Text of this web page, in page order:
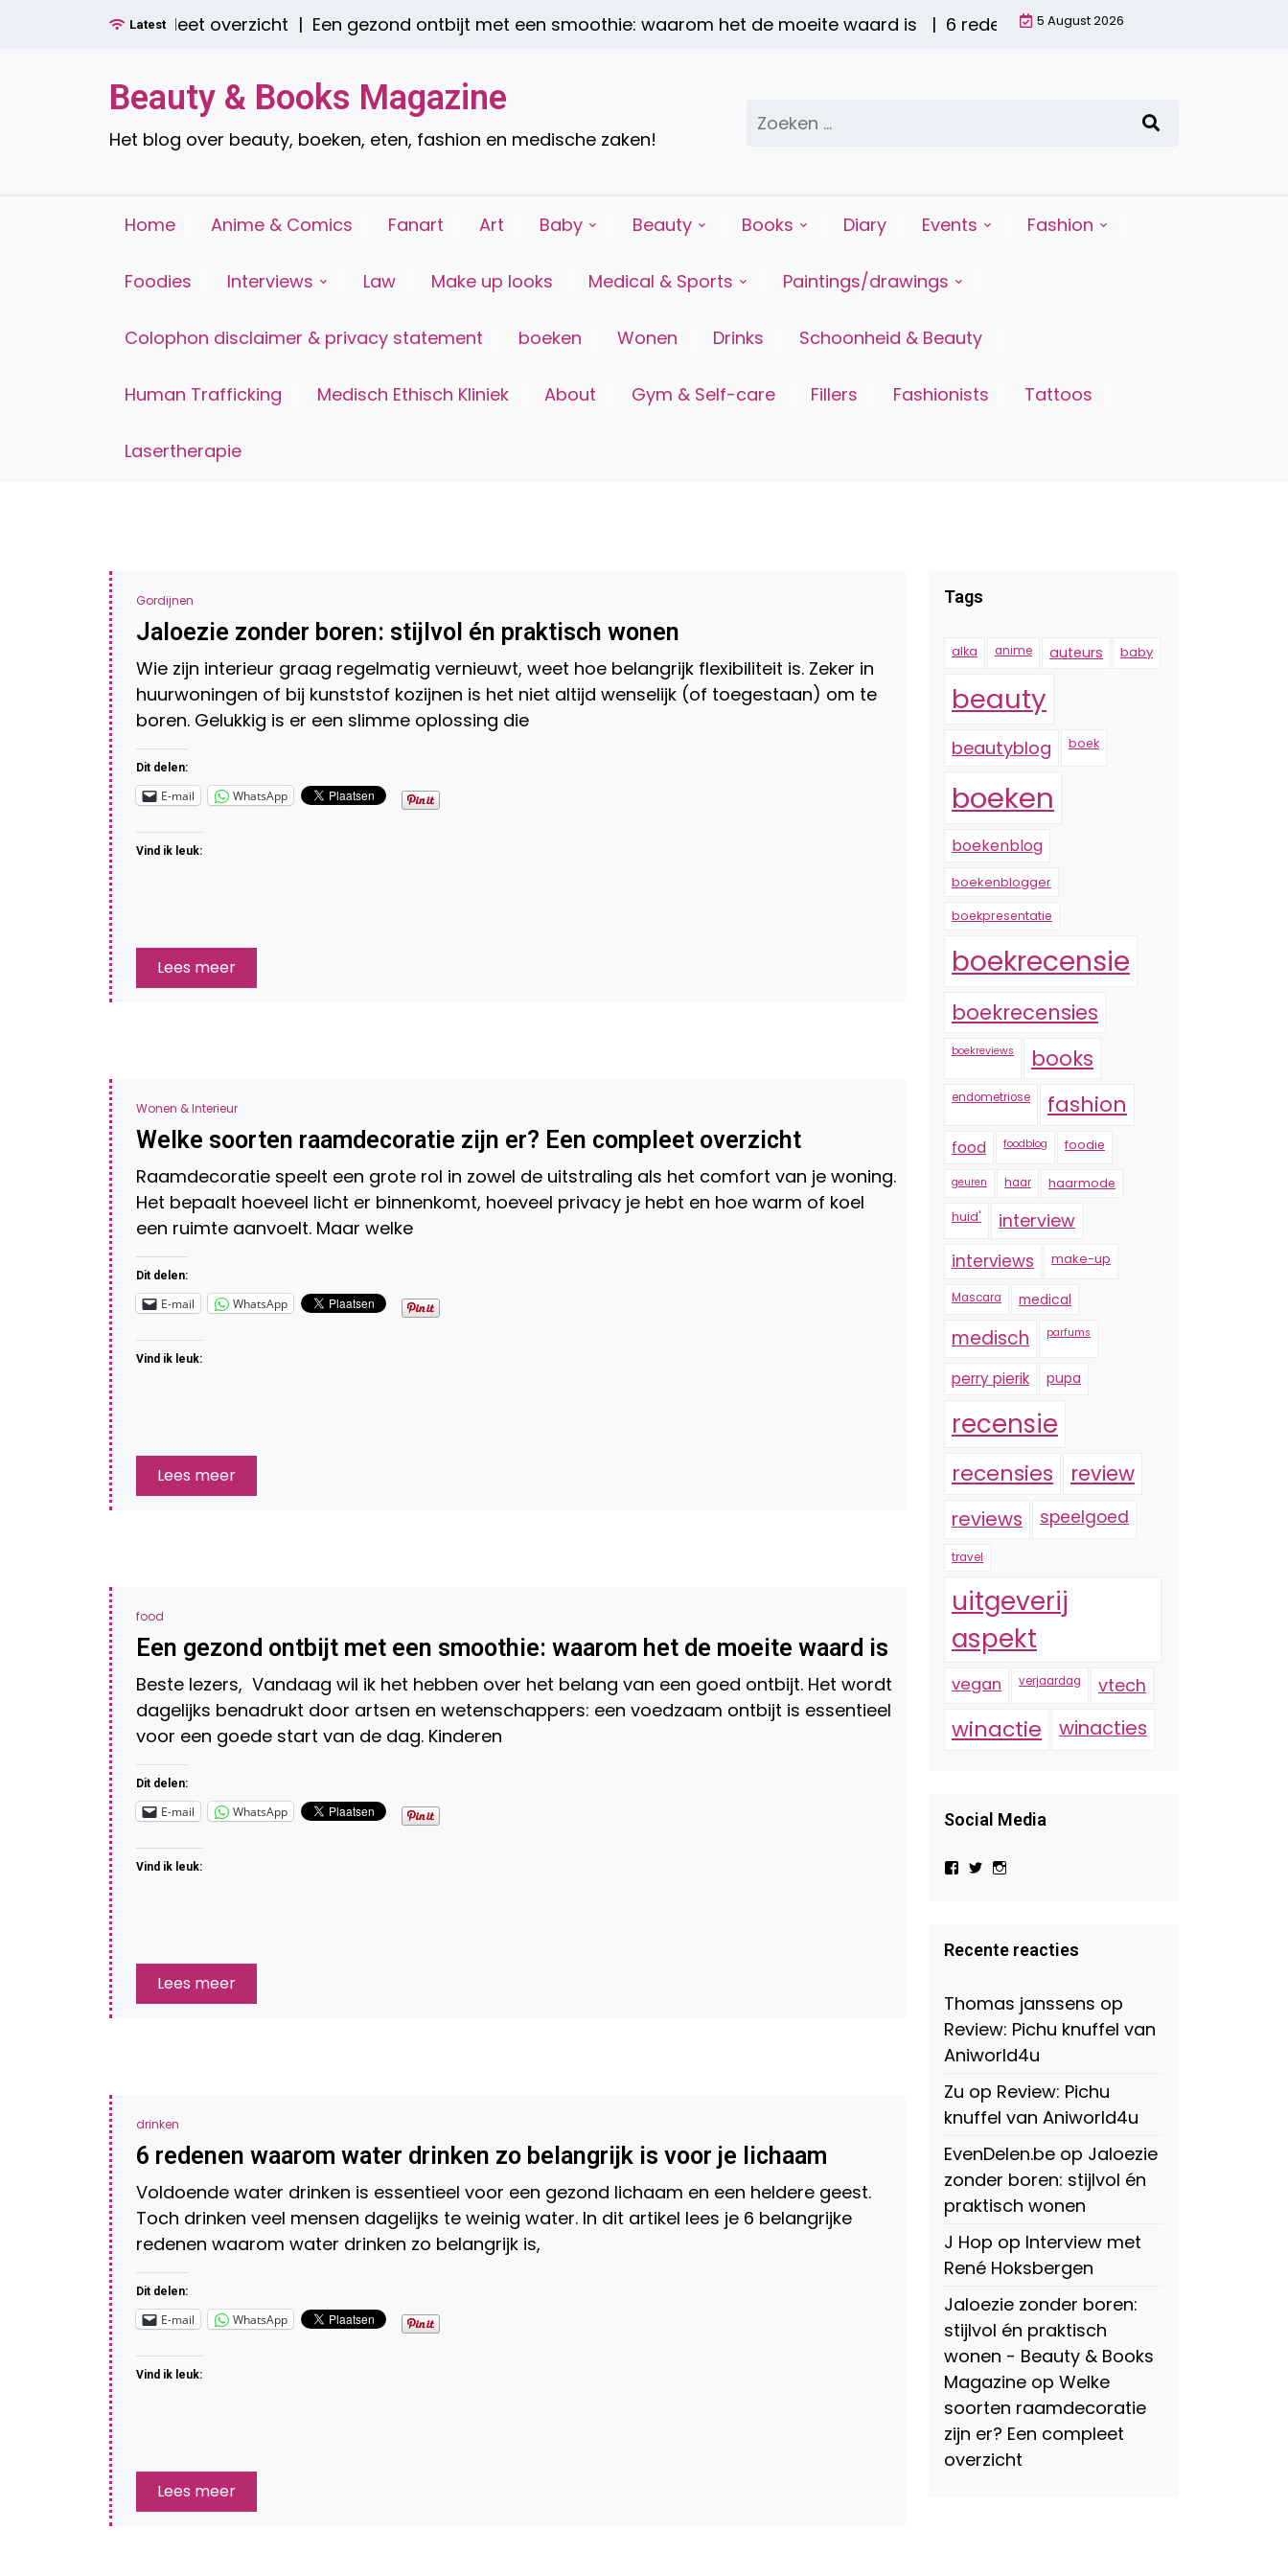
Latest
er? Een compleet overzicht |Een gezond ontbijt met een smoothie: waarom het de moeite waard is | 6 redenen waarom water drinken zo
5 August 2026
Beauty & Books Magazine
Het blog over beauty, boeken, eten, fashion en medische zaken!
Zoeken
naar:
Home Anime & Comics Fanart Art Baby Beauty Books Diary Events Fashion
Foodies Interviews Law Make up looks Medical & Sports Paintings/drawings
Colophon disclaimer & privacy statement boeken Wonen Drinks Schoonheid & Beauty
Human Trafficking Medisch Ethisch Kliniek About Gym & Self-care Fillers Fashionists Tattoos
Lasertherapie
Gordijnen
Jaloezie zonder boren: stijlvol én praktisch wonen
Wie zijn interieur graag regelmatig vernieuwt, weet hoe belangrijk flexibiliteit is. Zeker in
huurwoningen of bij kunststof kozijnen is het niet altijd wenselijk (of toegestaan) om te
boren. Gelukkig is er een slimme oplossing die
Dit delen:
E-mail WhatsApp
Vind ik leuk:
Lees meer
Wonen & Interieur
Welke soorten raamdecoratie zijn er? Een compleet overzicht
Raamdecoratie speelt een grote rol in zowel de uitstraling als het comfort van je woning.
Het bepaalt hoeveel licht er binnenkomt, hoeveel privacy je hebt en hoe warm of koel
een ruimte aanvoelt. Maar welke
Dit delen:
E-mail WhatsApp
Vind ik leuk:
Lees meer
food
Een gezond ontbijt met een smoothie: waarom het de moeite waard is
Beste lezers, Vandaag wil ik het hebben over het belang van een goed ontbijt. Het wordt
dagelijks benadrukt door artsen en wetenschappers: een voedzaam ontbijt is essentieel
voor een goede start van de dag. Kinderen
Dit delen:
E-mail WhatsApp
Vind ik leuk:
Lees meer
drinken
6 redenen waarom water drinken zo belangrijk is voor je lichaam
Voldoende water drinken is essentieel voor een gezond lichaam en een heldere geest.
Toch drinken veel mensen dagelijks te weinig water. In dit artikel lees je 6 belangrijke
redenen waarom water drinken zo belangrijk is,
Dit delen:
E-mail WhatsApp
Vind ik leuk:
Lees meer
Tags
alka anime auteurs baby
beauty
beautyblog boek
boeken
boekenblog
boekenblogger
boekpresentatie
boekrecensie
boekrecensies
boekreviews books
endometriose fashion
food foodblog foodie
geuren haar haarmode
huid' interview
interviews make-up
Mascara medical
medisch parfums
perry pierik pupa
recensie
recensies review
reviews speelgoed
travel
uitgeverij
aspekt
vegan verjaardag vtech
winactie winacties
Social Media
Bekijk
Beauty-
147775071915783/?
Facebook
Bekijk
op
Twitter
op
Instagram
Recente reacties
Thomas janssens op
Review: Pichu knuffel van
Aniworld4u
Zu op Review: Pichu
knuffel van Aniworld4u
EvenDelen.be op Jaloezie
zonder boren: stijlvol én
praktisch wonen
J Hop op Interview met
René Hoksbergen
Jaloezie zonder boren:
stijlvol én praktisch
wonen - Beauty & Books
Magazine op Welke
soorten raamdecoratie
zijn er? Een compleet
overzicht